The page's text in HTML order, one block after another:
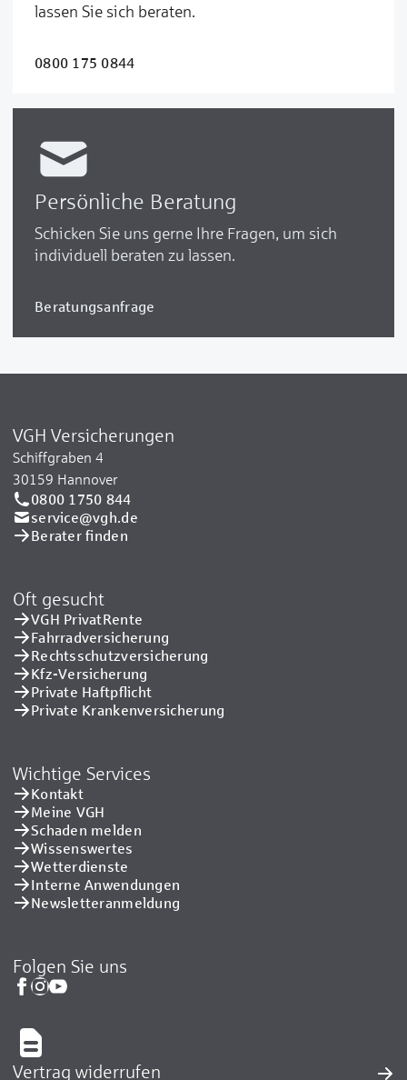
lassen Sie sich beraten.
0800 175 0844
Persönliche Beratung
Schicken Sie uns gerne Ihre Fragen, um sich
individuell beraten zu lassen.
Beratungsanfrage
VGH Versicherungen
Schiffgraben 4
30159 Hannover
0800 1750 844
service@vgh.de
Berater finden
Oft gesucht
VGH PrivatRente
Fahrradversicherung
Rechtsschutzversicherung
Kfz-Versicherung
Private Haftpflicht
Private Kranken­versicherung
Wichtige Services
Kontakt
Meine VGH
Schaden melden
Wissenswertes
Wetterdienste
Interne Anwendungen
Newsletteranmeldung
Folgen Sie uns
Vertrag widerrufen